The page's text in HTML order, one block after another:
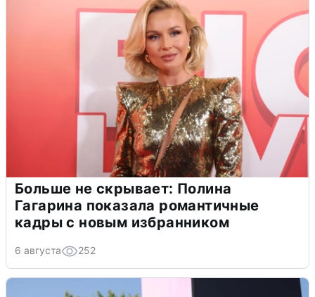
Больше не скрывает: Полина
Гагарина показала романтичные
кадры с новым избранником
6 августа 252